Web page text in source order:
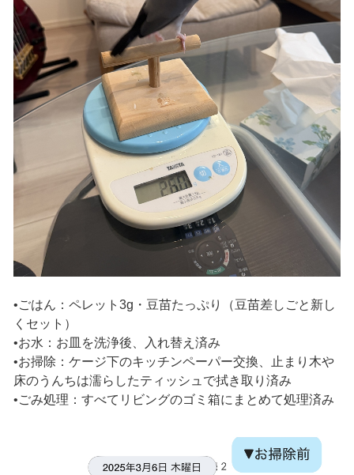
•ごはん：ペレット3g・豆苗たっぷり（豆苗差しごと新し
くセット）
•お水：お皿を洗浄後、入れ替え済み
•お掃除：ケージ下のキッチンペーパー交換、止まり木や
床のうんちは濡らしたティッシュで拭き取り済み
•ごみ処理：すべてリビングのゴミ箱にまとめて処理済み